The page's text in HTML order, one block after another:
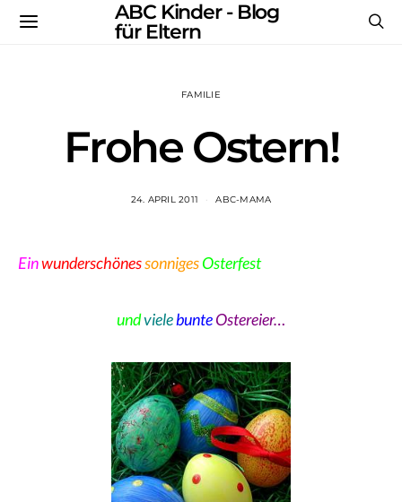
ABC Kinder - Blog
für Eltern
FAMILIE
Frohe Ostern!
24. APRIL 2011 ABC-MAMA
EinwunderschönessonnigesOsterfest
undvielebunteOstereier…